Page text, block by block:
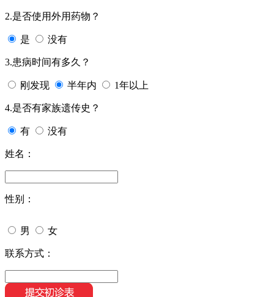
2.是否使用外用药物？
是 没有
3.患病时间有多久？
刚发现 半年内 1年以上
4.是否有家族遗传史？
有 没有
姓名：
性别：
男 女
联系方式：